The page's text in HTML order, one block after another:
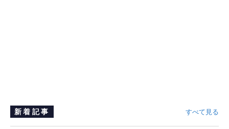
新着記事 すべて見る